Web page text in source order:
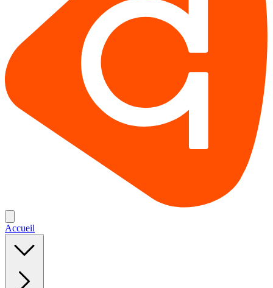
Accueil